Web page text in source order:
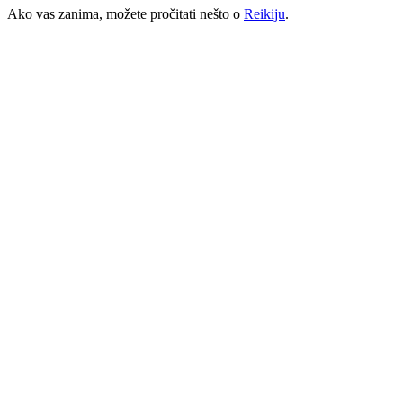
Ako vas zanima, možete pročitati nešto o Reikiju.